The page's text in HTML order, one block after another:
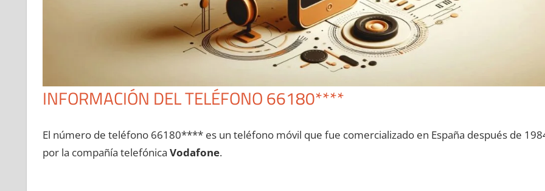
INFORMACIÓN DEL TELÉFONO 66180****
El número dе teléfono 66180**** es un teléfono móvil quе fue comercializado en España después dе
pοr la compañía telefónica Vodafone.